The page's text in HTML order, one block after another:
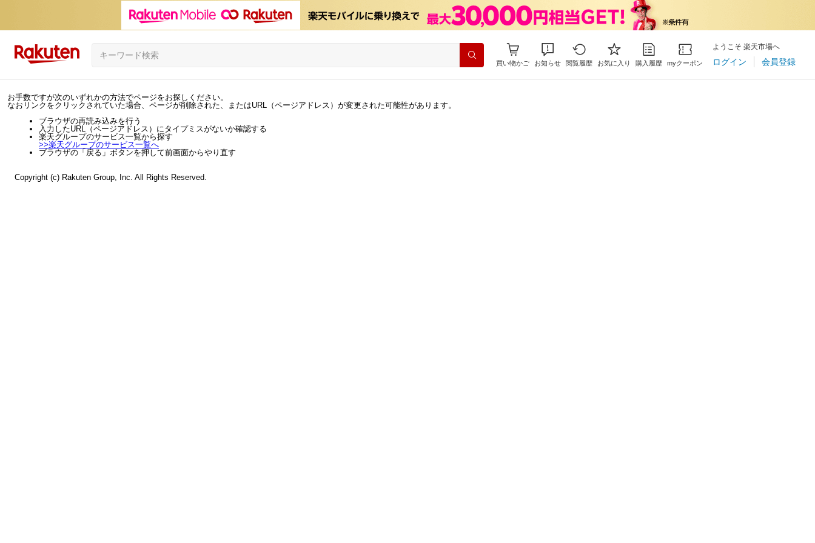
買い物かご お知らせ 閲覧履歴 お気に入り 購入履歴 myクーポン
ようこそ 楽天市場へ
ログイン 会員登録
お手数ですが次のいずれかの方法でページをお探しください。
なおリンクをクリックされていた場合、ページが削除された、またはURL（ページアドレス）が変更された可能性があります。
ブラウザの再読み込みを行う
入力したURL（ページアドレス）にタイプミスがないか確認する
楽天グループのサービス一覧から探す
>>楽天グループのサービス一覧へ
ブラウザの「戻る」ボタンを押して前画面からやり直す
Copyright (c) Rakuten Group, Inc. All Rights Reserved.